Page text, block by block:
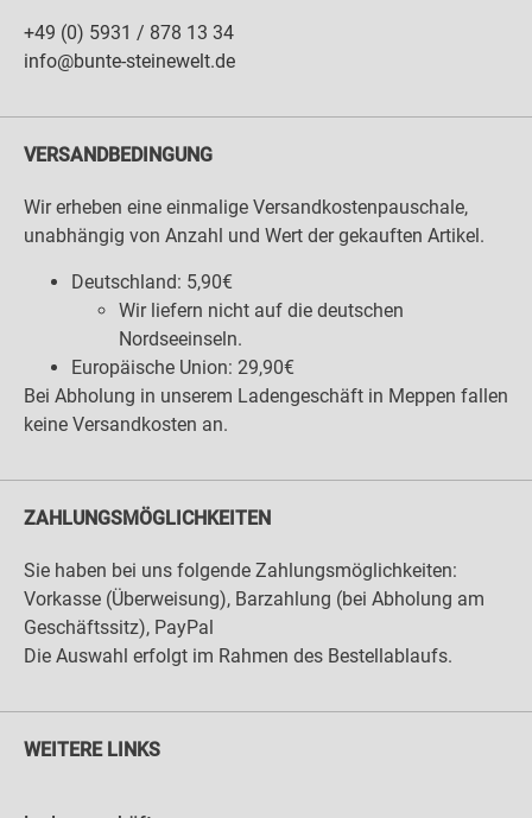
+49 (0) 5931 / 878 13 34
info@bunte-steinewelt.de
VERSANDBEDINGUNG
Wir erheben eine einmalige Versandkostenpauschale,
unabhängig von Anzahl und Wert der gekauften Artikel.
Deutschland: 5,90€
Wir liefern nicht auf die deutschen
Nordseeinseln.
Europäische Union: 29,90€
Bei Abholung in unserem Ladengeschäft in Meppen fallen
keine Versandkosten an.
ZAHLUNGSMÖGLICHKEITEN
Sie haben bei uns folgende Zahlungsmöglichkeiten:
Vorkasse (Überweisung), Barzahlung (bei Abholung am
Geschäftssitz), PayPal
Die Auswahl erfolgt im Rahmen des Bestellablaufs.
WEITERE LINKS